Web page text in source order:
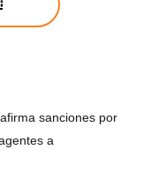
Buscar
sanciones por
a